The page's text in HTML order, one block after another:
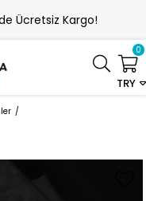
Ücretsiz Kargo!
TRY
0